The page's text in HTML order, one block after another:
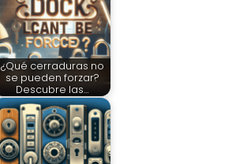
¿Qué cerraduras no
se pueden forzar?
Descubre las…